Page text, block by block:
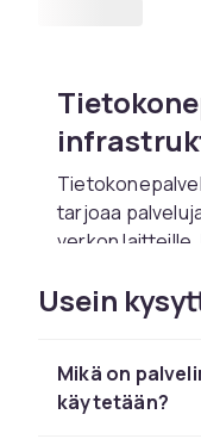
tarjoaa
verkon
monien
tiedostoja
toimittavat
Usein
Mikä on
käytetään?